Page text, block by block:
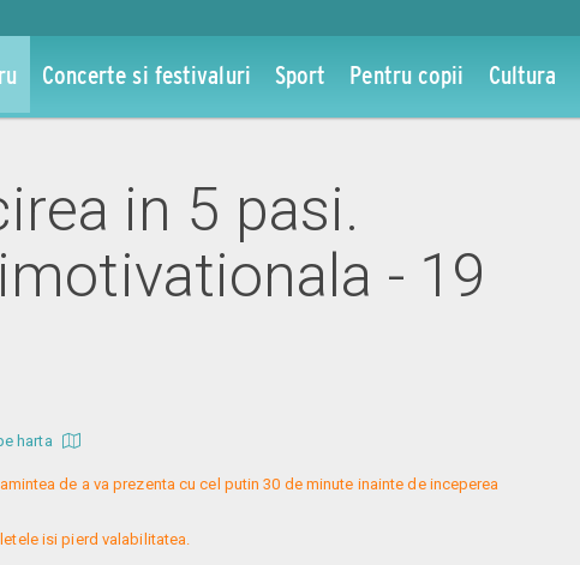
Concerte si festivaluri Sport Pentru copii Cultura
in 5 pasi.
- 19
harta
de a va prezenta cu cel putin 30 de minute inainte de inceperea
isi pierd valabilitatea.